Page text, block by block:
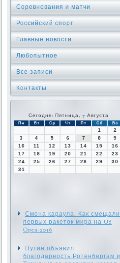
Соревнования и матчи
Российский спорт
Главные новости
Любопытное
Все записи
Контакты
Сегодня: Пятница, 7 Августа
Пн Вт Ср Чт Пт Сб Вс
1
2
3
4 5 6 7 8
9
10
11 12 13 14 15
16
17
18 19 20 21 22
23
24
25 26 27 28 29
30
31
Смена караула. Как смещали
первых ракеток мира на US
Open-2016
Путин объявил
благодарность Ротенбергам и